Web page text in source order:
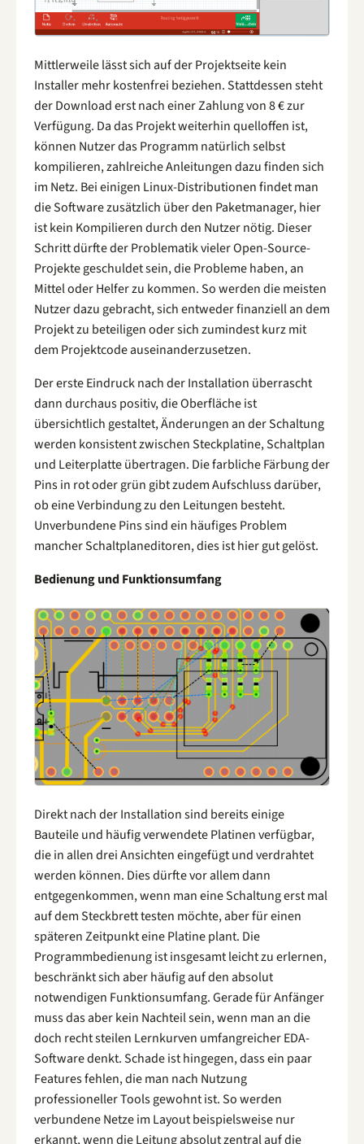
Mittlerweile lässt sich auf der Projektseite kein
Installer mehr kostenfrei beziehen. Stattdessen steht
der Download erst nach einer Zahlung von 8 € zur
Verfügung. Da das Projekt weiterhin quelloffen ist,
können Nutzer das Programm natürlich selbst
kompilieren, zahlreiche Anleitungen dazu finden sich
im Netz. Bei einigen Linux-Distributionen findet man
die Software zusätzlich über den Paketmanager, hier
ist kein Kompilieren durch den Nutzer nötig. Dieser
Schritt dürfte der Problematik vieler Open-Source-
Projekte geschuldet sein, die Probleme haben, an
Mittel oder Helfer zu kommen. So werden die meisten
Nutzer dazu gebracht, sich entweder finanziell an dem
Projekt zu beteiligen oder sich zumindest kurz mit
dem Projektcode auseinanderzusetzen.
Der erste Eindruck nach der Installation überrascht
dann durchaus positiv, die Oberfläche ist
übersichtlich gestaltet, Änderungen an der Schaltung
werden konsistent zwischen Steckplatine, Schaltplan
und Leiterplatte übertragen. Die farbliche Färbung der
Pins in rot oder grün gibt zudem Aufschluss darüber,
ob eine Verbindung zu den Leitungen besteht.
Unverbundene Pins sind ein häufiges Problem
mancher Schaltplaneditoren, dies ist hier gut gelöst.
Bedienung und Funktionsumfang
Direkt nach der Installation sind bereits einige
Bauteile und häufig verwendete Platinen verfügbar,
die in allen drei Ansichten eingefügt und verdrahtet
werden können. Dies dürfte vor allem dann
entgegenkommen, wenn man eine Schaltung erst mal
auf dem Steckbrett testen möchte, aber für einen
späteren Zeitpunkt eine Platine plant. Die
Programmbedienung ist insgesamt leicht zu erlernen,
beschränkt sich aber häufig auf den absolut
notwendigen Funktionsumfang. Gerade für Anfänger
muss das aber kein Nachteil sein, wenn man an die
doch recht steilen Lernkurven umfangreicher EDA-
Software denkt. Schade ist hingegen, dass ein paar
Features fehlen, die man nach Nutzung
professioneller Tools gewohnt ist. So werden
verbundene Netze im Layout beispielsweise nur
erkannt, wenn die Leitung absolut zentral auf die